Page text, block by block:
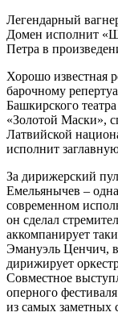
Легендарный
Домен исполнит
Петра в
Хорошо известная
барочному
Башкирского
«Золотой Маски»,
Латвийской
исполнит
За дирижерский
Емельянычев –
современном
он сделал
аккомпанирует
Эмануэль Ценчич,
дирижирует
Совместное
оперного
из самых заметных